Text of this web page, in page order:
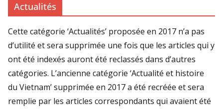
Actualités
Cette catégorie ‘Actualités’ proposée en 2017 n’a pas
d’utilité et sera supprimée une fois que les articles qui y
ont été indexés auront été reclassés dans d’autres
catégories. L’ancienne catégorie ‘Actualité et histoire
du Vietnam’ supprimée en 2017 a été recréée et sera
remplie par les articles correspondants qui avaient été